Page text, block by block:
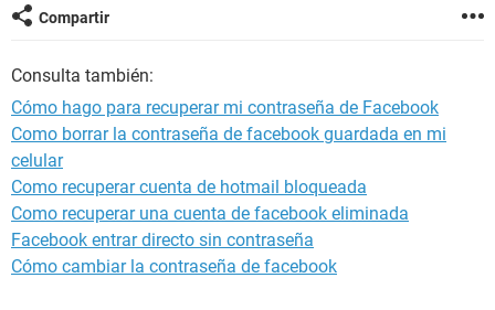
Compartir
Consulta también:
Cómo hago para recuperar mi contraseña de Facebook
Como borrar la contraseña de facebook guardada en mi
celular
Como recuperar cuenta de hotmail bloqueada
Como recuperar una cuenta de facebook eliminada
Facebook entrar directo sin contraseña
Cómo cambiar la contraseña de facebook